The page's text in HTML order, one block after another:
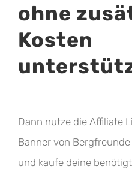
ohne
Kosten
Dann nutze die Affiliate
Banner von
und kaufe deine